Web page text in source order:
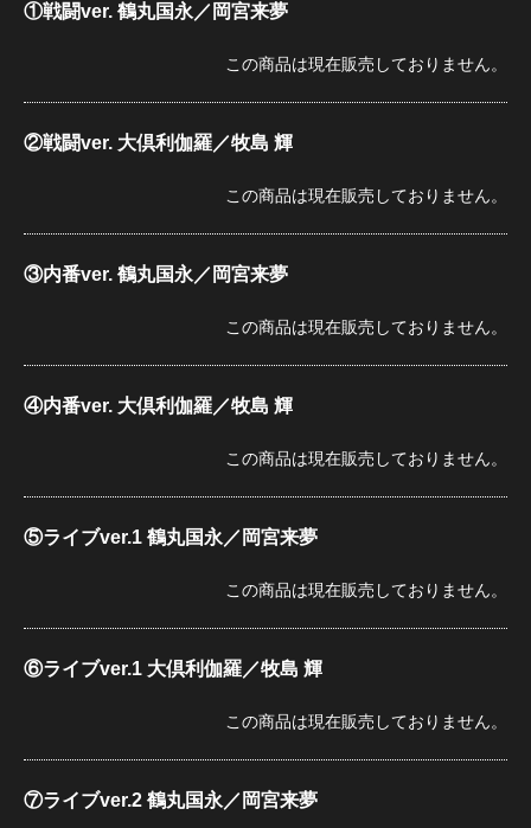
①戦闘ver. 鶴丸国永／岡宮来夢
この商品は現在販売しておりません。
②戦闘ver. 大倶利伽羅／牧島 輝
この商品は現在販売しておりません。
③内番ver. 鶴丸国永／岡宮来夢
この商品は現在販売しておりません。
④内番ver. 大倶利伽羅／牧島 輝
この商品は現在販売しておりません。
⑤ライブver.1 鶴丸国永／岡宮来夢
この商品は現在販売しておりません。
⑥ライブver.1 大倶利伽羅／牧島 輝
この商品は現在販売しておりません。
⑦ライブver.2 鶴丸国永／岡宮来夢